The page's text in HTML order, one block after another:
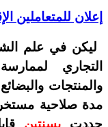
إعلان للمتعاملين
ليكن في علم
التجاري
والمنتجات
مدة صلاحية
حددت
بسنتين